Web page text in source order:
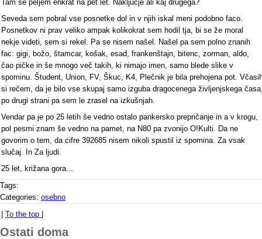
Tam se peljem enkrat na pet let. Naključje ali kaj drugega?
Seveda sem pobral vse posnetke dol in v njih iskal meni podobno faco.
Posnetkov ni prav veliko ampak kolikokrat sem hodil tja, bi se že moral
nekje videti, sem si rekel. Pa se nisem našel. Našel pa sem polno znanih
fac: gigi, božo, štamcar, košak, esad, frankenštajn, bitenc, zorman, aldo,
čao pičke in še mnogo več takih, ki nimajo imen, samo blede slike v
spominu. Študent, Union, FV, Škuc, K4, Plečnik je bila prehojena pot.
si rečem, da je bilo vse skupaj samo izguba dragocenega življenjskega
po drugi strani pa sem le zrasel na izkušnjah.
Vendar pa je po 25 letih še vedno ostalo pankersko prepričanje in a v krogu,
pol pesmi znam še vedno na pamet, na N80 pa zvonijo O!Kulti. Da ne
govorim o tem, da cifre 392685 nisem nikoli spustil iz spomina. Za vsak
slučaj. In Za ljudi.
25 let, križana gora...
Tags:
Categories: osebno
To the top
Ostati doma